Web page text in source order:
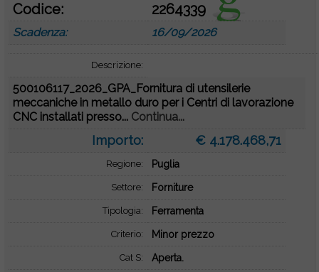
Codice: 2264339
Scadenza: 16/09/2026
Descrizione:
500106117_2026_GPA_Fornitura di utensilerie
meccaniche in metallo duro per i Centri di lavorazione
CNC installati presso... Continua...
Importo: € 4.178.468,71
Regione: Puglia
Settore: Forniture
Tipologia: Ferramenta
Criterio: Minor prezzo
Cat S: Aperta.